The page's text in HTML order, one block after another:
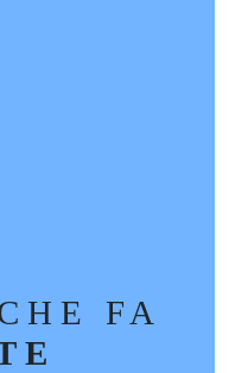
FA